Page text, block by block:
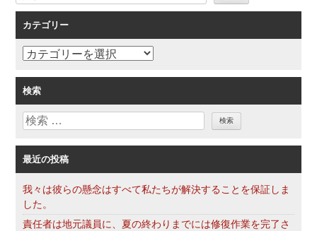
シ
ョ
ン
索
カテゴリー
カ
ゴ
リ
ー
検索
検
最近の投稿
我々は彼らの懸念はすべて私たちが解決することを保証しま
した。
責任者は地元議員に、夏の終わりまでには修復作業を完了さ